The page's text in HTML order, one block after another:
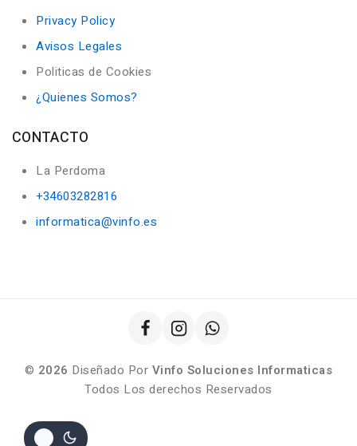
Privacy Policy
Avisos Legales
Politicas de Cookies
¿Quienes Somos?
CONTACTO
La Perdoma
+34603282816
informatica@vinfo.es
© 2026 Diseñado Por Vinfo Soluciones Informaticas
Todos Los derechos Reservados